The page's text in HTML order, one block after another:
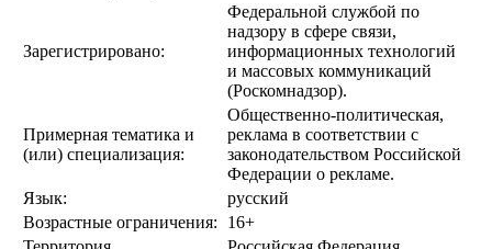
Зарегистрировано:
Федеральной службой по
надзору в сфере связи,
информационных технологий
и массовых коммуникаций
(Роскомнадзор).
Примерная тематика и
(или) специализация:
Общественно-политическая,
реклама в соответствии с
законодательством Российской
Федерации о рекламе.
Язык:
русский
Возрастные ограничения:
16+